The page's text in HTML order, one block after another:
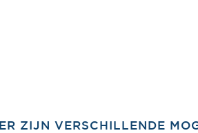
ER ZIJN VERSCHILLENDE